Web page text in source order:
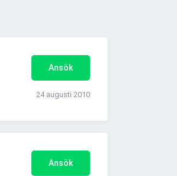
Ansök
24 augusti 2010
Ansök